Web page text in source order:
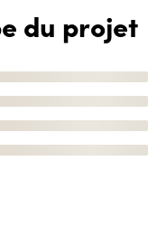
du projet